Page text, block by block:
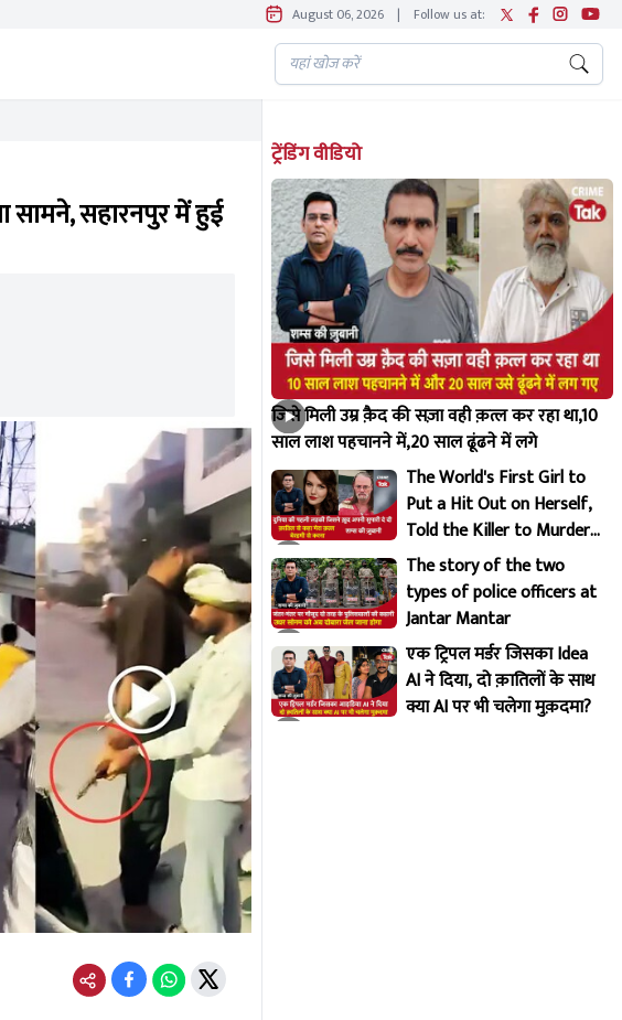
August 06, 2026 | Follow us at:
सामने, सहारनपुर में हुई
ट्रेंडिंग वीडियो
जिसे मिली उम्र क़ैद की सज़ा वही क़त्ल कर रहा था,10
साल लाश पहचानने में,20 साल ढूंढने में लगे
The World's First Girl to
Put a Hit Out on Herself,
Told the Killer to Murder
Her Brutally
The story of the two
types of police officers at
Jantar Mantar
एक ट्रिपल मर्डर जिसका Idea
AI ने दिया, दो क़ातिलों के साथ
क्या AI पर भी चलेगा मुक़दमा?